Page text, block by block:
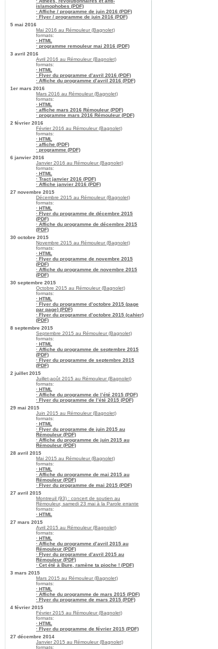
islamophobes (PDF)
· Affiche / programme de juin 2016 (PDF)
· Flyer / programme de juin 2016 (PDF)
5 mai 2016
Mai 2016 au Rémouleur (Bagnolet)
formats:
· HTML
· programme remouleur mai 2016 (PDF)
3 avril 2016
Avril 2016 au Rémouleur (Bagnolet)
formats:
· HTML
· Flyer du programme d’avril 2016 (PDF)
· Affiche du programme d’avril 2016 (PDF)
1er mars 2016
Mars 2016 au Rémouleur (Bagnolet)
formats:
· HTML
· affiche mars 2016 Rémouleur (PDF)
· programme mars 2016 Rémouleur (PDF)
2 février 2016
Février 2016 au Rémouleur (Bagnolet)
formats:
· HTML
· affiche (PDF)
· programme (PDF)
6 janvier 2016
Janvier 2016 au Rémouleur (Bagnolet)
formats:
· HTML
· Tract janvier 2016 (PDF)
· Affiche janvier 2016 (PDF)
27 novembre 2015
Décembre 2015 au Rémouleur (Bagnolet)
formats:
· HTML
· Flyer du programme de décembre 2015
(PDF)
· Affiche du programme de décembre 2015
(PDF)
30 octobre 2015
Novembre 2015 au Rémouleur (Bagnolet)
formats:
· HTML
· Flyer du programme de novembre 2015
(PDF)
· Affiche du programme de novembre 2015
(PDF)
30 septembre 2015
Octobre 2015 au Rémouleur (Bagnolet)
formats:
· HTML
· Flyer du programme d’octobre 2015 (page
par page) (PDF)
· Flyer du programme d’octobre 2015 (cahier)
(PDF)
8 septembre 2015
Septembre 2015 au Rémouleur (Bagnolet)
formats:
· HTML
· Affiche du programme de septembre 2015
(PDF)
· Flyer du programme de septembre 2015
(PDF)
2 juillet 2015
Juillet-août 2015 au Rémouleur (Bagnolet)
formats:
· HTML
· Affiche du programme de l’été 2015 (PDF)
· Flyer du programme de l’été 2015 (PDF)
29 mai 2015
Juin 2015 au Rémouleur (Bagnolet)
formats:
· HTML
· Flyer du programme de juin 2015 au
Rémouleur (PDF)
· Affiche du programme de juin 2015 au
Rémouleur (PDF)
28 avril 2015
Mai 2015 au Rémouleur (Bagnolet)
formats:
· HTML
· Affiche du programme de mai 2015 au
Rémouleur (PDF)
· Flyer du programme de mai 2015 (PDF)
27 avril 2015
Montreuil (93) : concert de soutien au
Rémouleur, samedi 23 mai à la Parole errante
formats:
· HTML
27 mars 2015
Avril 2015 au Rémouleur (Bagnolet)
formats:
· HTML
· Affiche du programme d’avril 2015 au
Rémouleur (PDF)
· Flyer du programme d’avril 2015 au
Rémouleur (PDF)
· Cet été à Bure, ramène ta pioche ! (PDF)
3 mars 2015
Mars 2015 au Rémouleur (Bagnolet)
formats:
· HTML
· Affiche du programme de mars 2015 (PDF)
· Flyer du programme de mars 2015 (PDF)
4 février 2015
Février 2015 au Rémouleur (Bagnolet)
formats:
· HTML
· Flyer du programme de février 2015 (PDF)
27 décembre 2014
Janvier 2015 au Rémouleur (Bagnolet)
formats: